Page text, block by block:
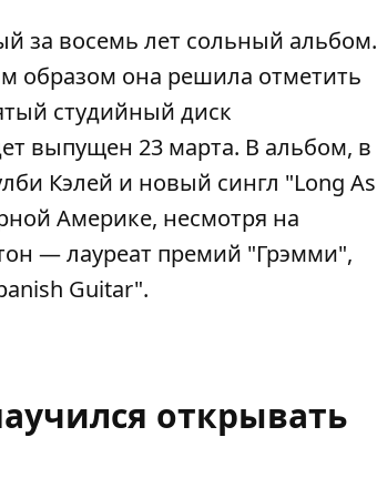
за восемь лет сольный альбом.
образом она решила отметить
студийный диск
выпущен 23 марта. В альбом, в
Кэлей и новый сингл "Long As
Америке, несмотря на
— лауреат премий "Грэмми",
Guitar".
открывать